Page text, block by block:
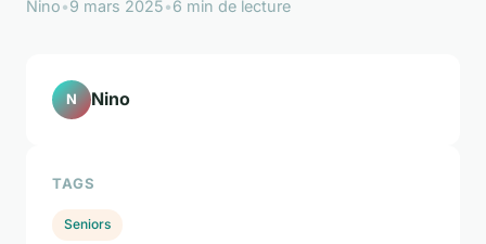
Nino•9 mars 2025•6 min de lecture
N Nino
TAGS
Seniors